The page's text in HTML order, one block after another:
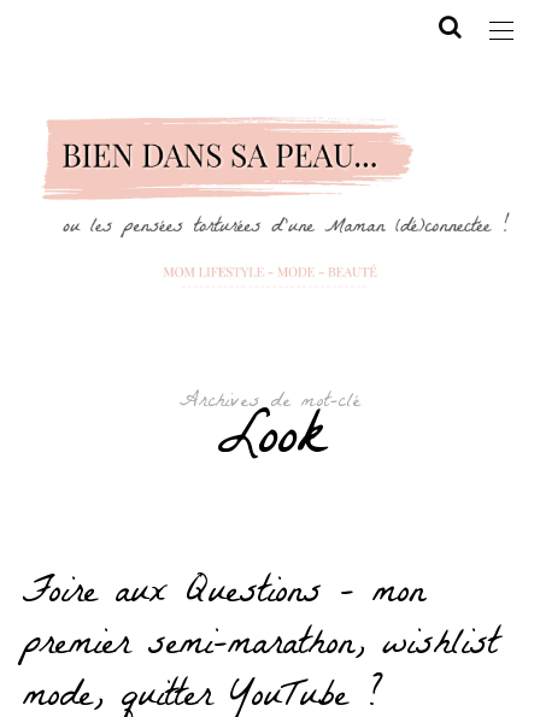
Archives de mot-clé
Look
Foire aux Questions – mon
premier semi-marathon, wishlist
mode, quitter YouTube ?